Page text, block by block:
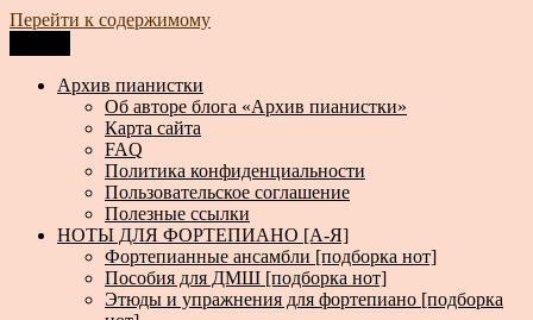
Перейти к содержимому
Архив пианистки
Всё для пианистов: ноты, книги, музыка, статьи…
Архив пианистки
Об авторе блога «Архив пианистки»
Карта сайта
FAQ
Политика конфиденциальности
Пользовательское соглашение
Полезные ссылки
НОТЫ ДЛЯ ФОРТЕПИАНО [А-Я]
Фортепианные ансамбли [подборка нот]
Пособия для ДМШ [подборка нот]
Этюды и упражнения для фортепиано [подборка